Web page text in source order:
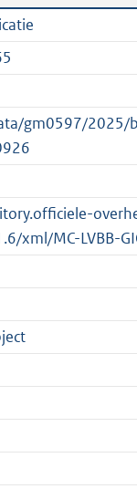
gm0597/2025/
xml/MC-LVBB-